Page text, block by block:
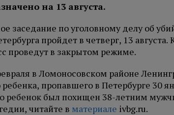
на 13 августа.
заседание по уголовному делу об
пройдет в четверг, 13 августа.
проведут в закрытом режиме.
в Ломоносовском районе
ребенка, пропавшего в Петербурге 30
ребенок был похищен 38-летним
читайте в материале ivbg.ru.